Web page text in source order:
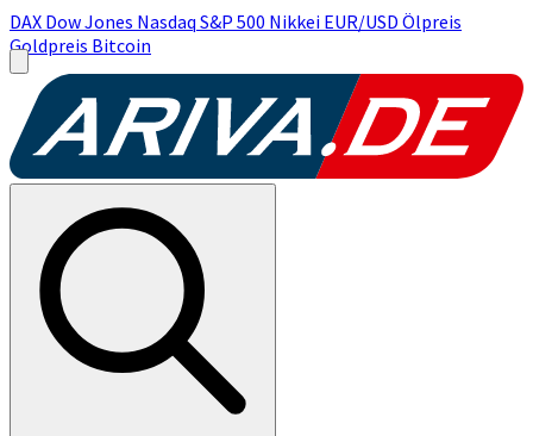
DAX Dow Jones Nasdaq S&P 500 Nikkei EUR/USD Ölpreis
Goldpreis Bitcoin